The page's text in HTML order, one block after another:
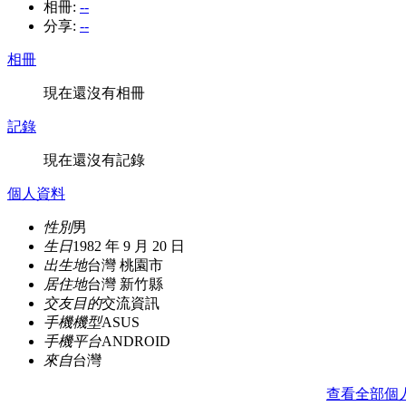
相冊: --
分享: --
相冊
現在還沒有相冊
記錄
現在還沒有記錄
個人資料
性別男
生日1982 年 9 月 20 日
出生地台灣 桃園市
居住地台灣 新竹縣
交友目的交流資訊
手機機型ASUS
手機平台ANDROID
來自台灣
查看全部個